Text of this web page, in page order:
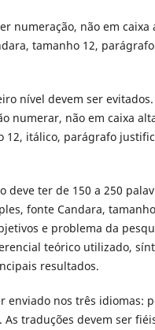
numeração, não em caixa
tamanho 12,
nível devem ser
numerar, não em caixa
12, itálico, parágrafo
deve ter de 150 a 250
fonte Candara,
e problema da
teórico utilizado,
resultados.
enviado nos três idiomas:
As traduções devem ser